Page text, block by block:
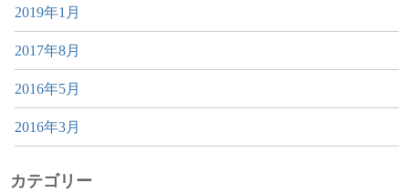
2019年1月
2017年8月
2016年5月
2016年3月
カテゴリー